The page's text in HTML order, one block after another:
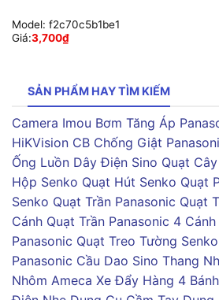
Model: f2c70c5b1be1
Giá:3,700₫
SẢN PHẨM HAY TÌM KIẾM
Camera Imou Bơm Tăng Áp
HiKVision CB Chống Giật
Ống Luồn Dây Điện Sino Quạt
Hộp Senko Quạt Hút Senko Quạt
Senko Quạt Trần Panasonic Quạt
Cánh Quạt Trần Panasonic 4 Cánh
Panasonic Quạt Treo Tường Senko
Panasonic Cầu Dao Sino Thang
Nhôm Ameca Xe Đẩy Hàng 4 Bánh